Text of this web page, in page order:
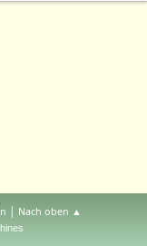
| Nach oben ▲